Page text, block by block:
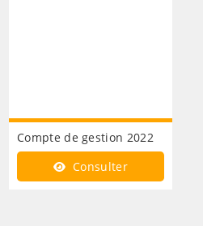
Compte de gestion 2022
Consulter